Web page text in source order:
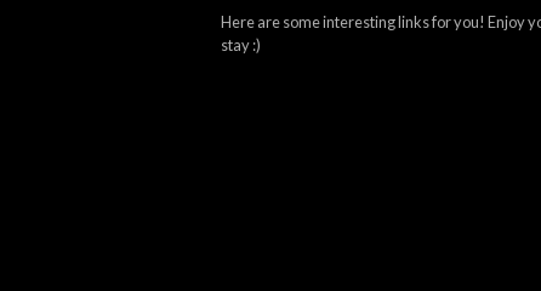
Here are some interesting links for you! Enjoy
stay :)